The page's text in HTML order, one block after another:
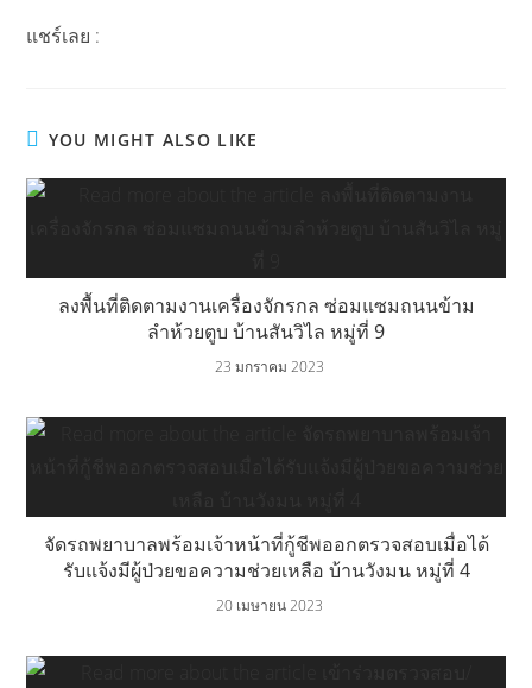
แชร์เลย :
YOU MIGHT ALSO LIKE
ลงพื้นที่ติดตามงานเครื่องจักรกล ซ่อมแซมถนนข้าม
ลำห้วยตูบ บ้านสันวิไล หมู่ที่ 9
23 มกราคม 2023
จัดรถพยาบาลพร้อมเจ้าหน้าที่กู้ชีพออกตรวจสอบเมื่อได้
รับแจ้งมีผู้ป่วยขอความช่วยเหลือ บ้านวังมน หมู่ที่ 4
20 เมษายน 2023